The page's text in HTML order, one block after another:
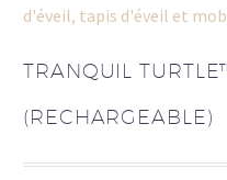
d'éveil, tapis d'éveil et
TRANQUIL
(RECHARGEABLE)